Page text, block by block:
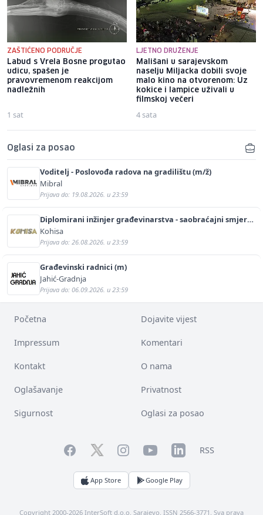
ZAŠTIĆENO PODRUČJE
Labud s Vrela Bosne progutao
udicu, spašen je
pravovremenom reakcijom
nadležnih
1 sat
LJETNO DRUŽENJE
Mališani u sarajevskom
naselju Miljacka dobili svoje
malo kino na otvorenom: Uz
kokice i lampice uživali u
filmskoj večeri
4 sata
Oglasi za posao
Voditelj - Poslovođa radova na gradilištu (m/ž)
Mibral
Prijava do: 19.08.2026. u 23:59
Diplomirani inžinjer građevinarstva - saobraćajni smjer
(m/ž)
Kohisa
Prijava do: 26.08.2026. u 23:59
Građevinski radnici (m)
Jahić-Gradnja
Prijava do: 06.09.2026. u 23:59
Početna Dojavite vijest
Impressum Komentari
Kontakt O nama
Oglašavanje Privatnost
Sigurnost Oglasi za posao
FacebookTwitterInstagramYouTubeLinkedInRSS
App Store Google Play
Copyright 2000-2026 InterSoft d.o.o. Sarajevo. ISSN 2566-3771. Sva prava